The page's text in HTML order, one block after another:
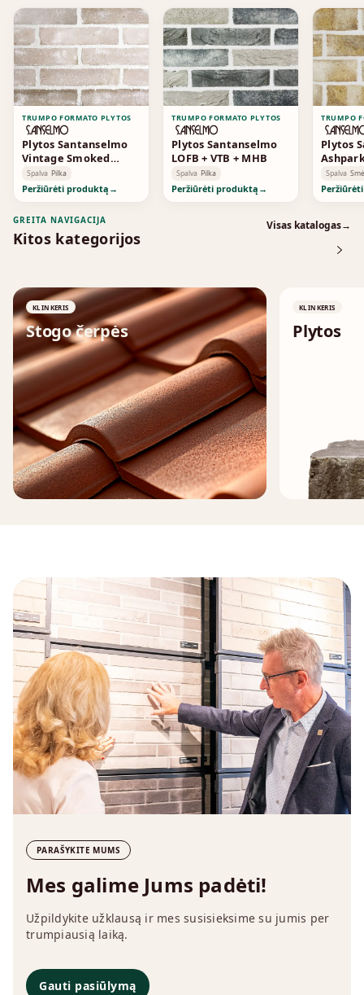
TRUMPO FORMATO PLYTOS
Plytos Santanselmo
Vintage Smoked
Standard
Spalva Pilka
Peržiūrėti produktą →
TRUMPO FORMATO PLYTOS
Plytos Santanselmo
LOFB + VTB + MHB
Spalva Pilka
Peržiūrėti produktą →
TRUMPO
Plytos
Spalva
GREITA NAVIGACIJA
Kitos kategorijos
Visas katalogas→
KLINKERIS
Stogo čerpės
↗
KLINKERIS
Plytos
PARAŠYKITE MUMS
Mes galime Jums padėti!
Užpildykite užklausą ir mes susisieksime su jumis per
trumpiausią laiką.
Gauti pasiūlymą